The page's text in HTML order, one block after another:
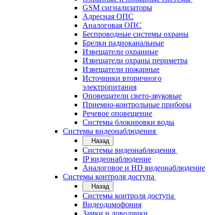
GSM сигнализаторы
Адресная ОПС
Аналоговая ОПС
Беспроводные системы охраны
Брелки радиоканальные
Извещатели охранные
Извещатели охраны периметра
Извещатели пожарные
Источники вторичного
электропитания
Оповещатели свето-звуковые
Приемно-контрольные приборы
Речевое оповещение
Системы блокировки воды
Системы видеонаблюдения
Назад
Системы видеонаблюдения
IP видеонаблюдение
Аналоговое и HD видеонаблюдение
Системы контроля доступа
Назад
Системы контроля доступа
Видеодомофония
Замки и доводчики